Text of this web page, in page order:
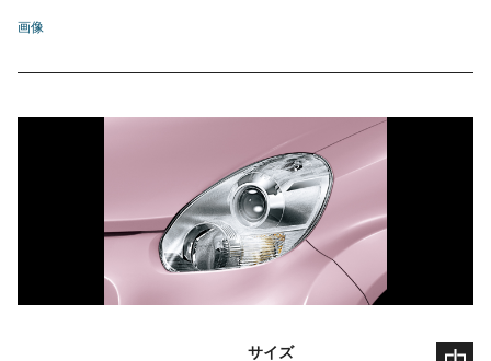
画像
サイズ